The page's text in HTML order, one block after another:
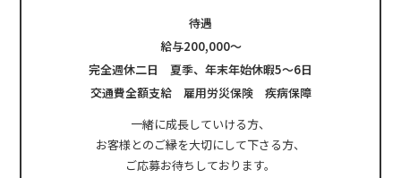
待遇
給与200,000～
完全週休二日 夏季、年末年始休暇5～6日
交通費全額支給 雇用労災保険 疾病保障
一緒に成長していける方、
お客様とのご縁を大切にして下さる方、
ご応募お待ちしております。